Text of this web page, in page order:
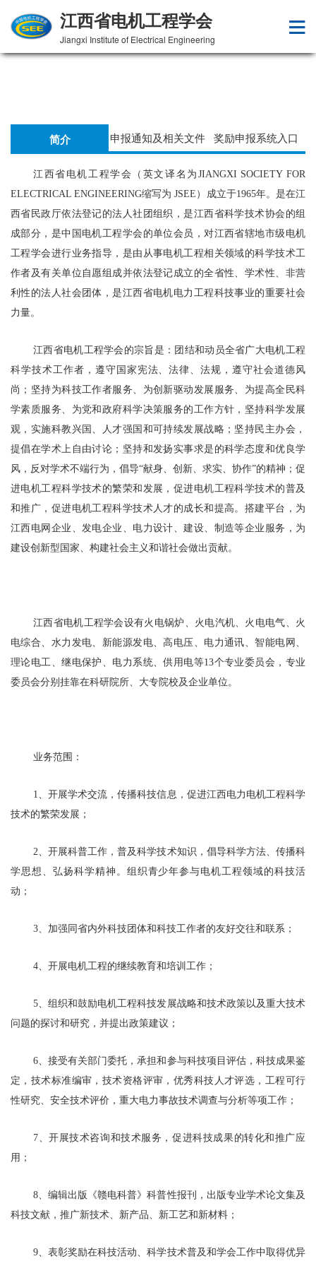
江西省电机工程学会
Jiangxi Institute of Electrical Engineering
简介 申报通知及相关文件 奖励申报系统入口
江西省电机工程学会（英文译名为JIANGXI SOCIETY FOR
ELECTRICAL ENGINEERING缩写为 JSEE）成立于1965年。是在江
西省民政厅依法登记的法人社团组织，是江西省科学技术协会的组
成部分，是中国电机工程学会的单位会员，对江西省辖地市级电机
工程学会进行业务指导，是由从事电机工程相关领域的科学技术工
作者及有关单位自愿组成并依法登记成立的全省性、学术性、非营
利性的法人社会团体，是江西省电机电力工程科技事业的重要社会
力量。
江西省电机工程学会的宗旨是：团结和动员全省广大电机工程
科学技术工作者，遵守国家宪法、法律、法规，遵守社会道德风
尚；坚持为科技工作者服务、为创新驱动发展服务、为提高全民科
学素质服务、为党和政府科学决策服务的工作方针，坚持科学发展
观，实施科教兴国、人才强国和可持续发展战略；坚持民主办会，
提倡在学术上自由讨论；坚持和发扬实事求是的科学态度和优良学
风，反对学术不端行为，倡导“献身、创新、求实、协作”的精神；促
进电机工程科学技术的繁荣和发展，促进电机工程科学技术的普及
和推广，促进电机工程科学技术人才的成长和提高。搭建平台，为
江西电网企业、发电企业、电力设计、建设、制造等企业服务，为
建设创新型国家、构建社会主义和谐社会做出贡献。
江西省电机工程学会设有火电锅炉、火电汽机、火电电气、火
电综合、水力发电、新能源发电、高电压、电力通讯、智能电网、
理论电工、继电保护、电力系统、供用电等13个专业委员会，专业
委员会分别挂靠在科研院所、大专院校及企业单位。
业务范围：
1、开展学术交流，传播科技信息，促进江西电力电机工程科学
技术的繁荣发展；
2、开展科普工作，普及科学技术知识，倡导科学方法、传播科
学思想、弘扬科学精神。组织青少年参与电机工程领域的科技活
动；
3、加强同省内外科技团体和科技工作者的友好交往和联系；
4、开展电机工程的继续教育和培训工作；
5、组织和鼓励电机工程科技发展战略和技术政策以及重大技术
问题的探讨和研究，并提出政策建议；
6、接受有关部门委托，承担和参与科技项目评估，科技成果鉴
定，技术标准编审，技术资格评审，优秀科技人才评选，工程可行
性研究、安全技术评价，重大电力事故技术调查与分析等项工作；
7、开展技术咨询和技术服务，促进科技成果的转化和推广应
用；
8、编辑出版《赣电科普》科普性报刊，出版专业学术论文集及
科技文献，推广新技术、新产品、新工艺和新材料；
9、表彰奖励在科技活动、科学技术普及和学会工作中取得优异